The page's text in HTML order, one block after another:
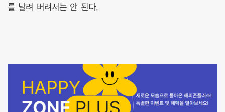
를 날려 버려서는 안 된다.